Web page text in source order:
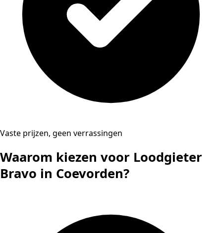
Vaste prijzen, geen verrassingen
Waarom kiezen voor Loodgieter
Bravo in Coevorden?